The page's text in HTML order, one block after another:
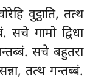
वुट्ठाति, तत्थ
सचे गामो द्विधा
सचे बहुतरा
तत्थ गन्तब्बं.